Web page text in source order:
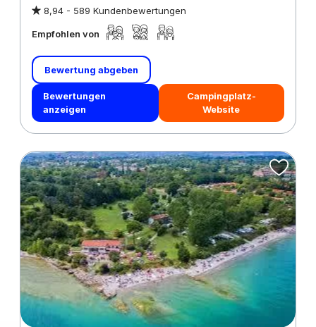
8,94 - 589 Kundenbewertungen
Empfohlen von
Bewertung abgeben
Bewertungen
anzeigen
Campingplatz-
Website